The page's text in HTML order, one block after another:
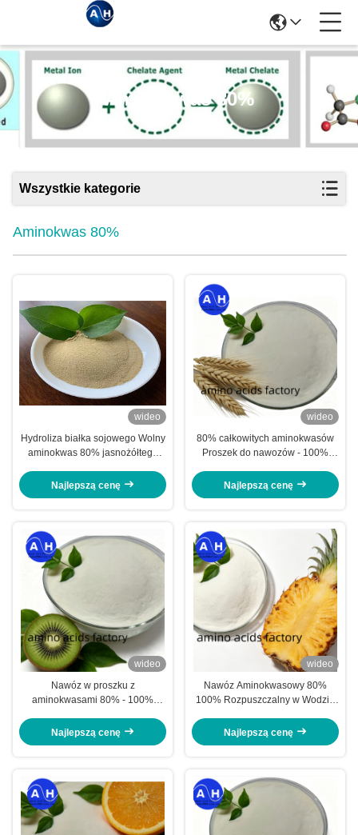
Aminokwas 80%
Wszystkie kategorie
Aminokwas 80%
wideo
Hydroliza białka sojowego Wolny
aminokwas 80% jasnożółtego
Najlepszą cenę
wideo
80% całkowitych aminokwasów
Proszek do nawozów - 100%
GMO Żywność kukurydziana bez
białka aminokwasów
Najlepszą cenę
wideo
Nawóz w proszku z
aminokwasami 80% - 100%
pochodzenia roślinnego z 80%
całkowitych aminokwasów
Najlepszą cenę
wideo
Nawóz Aminokwasowy 80%
100% Rozpuszczalny w Wodzie
Roślinnego do Rolnictwa
Ekologicznego
Najlepszą cenę